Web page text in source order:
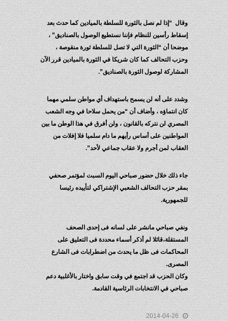
وقال “إذا لم نصل بالثورة للسلطة بالميادين كما حدث بعد
إسقاط رأسين للنظام فإننا نستطيع الوصول بالصناديق” ،
موضحا أن “الثورة التي لا تصل للسلطة ثورة منقوصة ،
وحزب التحالف كما كان شريكا في الثورة بالميادين قرر الآن
المشاركة لوصول الثورة بالصناديق”.
وشدد على أنه لن يسمح باستهداف أي مواطن سلمي مهما
كان انتماؤه ، وأضاف أن “من يحمل سلاحا في وجه الشعب
المصري لن نتركه بالقانون ، ولن أفرق في هذا الوطن ما بين
المواطنين على أساس رأيهم ما دام سلميا فلا إفلات من
العقاب لمن أجرم ولا عقاب جماعي لأحد”.
جاء ذلك خلال حضور صباحي اليوم السبت لمؤتمر صحفي
بمقر حزب التحالف الشعبي الإشتراكي لتأييده رئيسا
للجمهورية.
ونفي صباحي مانشر على لسانه فى إحدى الصحف
المستقلة،قائلا لم أذكر أسماء محددة فى التعليق على
المحاكمات فى ظل ما يحدث من اضطرابات فى الشارع
المصرى.
وكان الحزب قد اجتمع في وقت سابق واختار بالأغلبية دعم
صباحي في الانتخابات الرئاسية القادمة.
2014-04-26